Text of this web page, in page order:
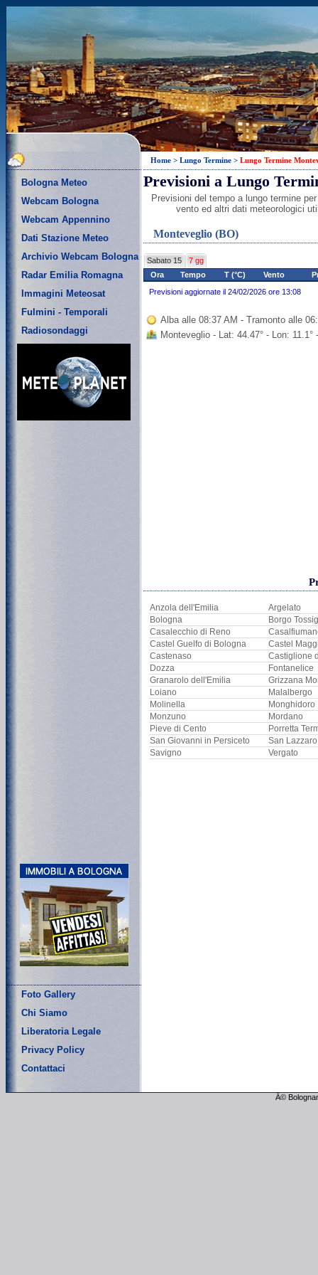
Bologna Meteo
Webcam Bologna
Webcam Appennino
Dati Stazione Meteo
Archivio Webcam Bologna
Radar Emilia Romagna
Immagini Meteosat
Fulmini - Temporali
Radiosondaggi
Foto Gallery
Chi Siamo
Liberatoria Legale
Privacy Policy
Contattaci
Home > Lungo Termine > Lungo Termine
Previsioni a Lungo
Previsioni del tempo a lungo termine
vento ed altri dati meteorologici
Monteveglio (BO)
Sabato 15
7 gg
Ora
Tempo T (°C) Vento
Previsioni aggiornate il 24/02/2026 ore 13:08
Alba alle 08:37 AM - Tramonto alle
Monteveglio - Lat: 44.47° - Lon:
Anzola dell'Emilia
Argelato
Bologna
Borgo
Casalecchio di Reno
Castel Guelfo di Bologna
Castel
Castenaso
Castiglione
Dozza
Fontanelice
Granarolo dell'Emilia
Grizzana
Loiano
Malalbergo
Molinella
Monghidoro
Monzuno
Mordano
Pieve di Cento
Porretta
San Giovanni in Persiceto
San
Savigno
Vergato
Â©